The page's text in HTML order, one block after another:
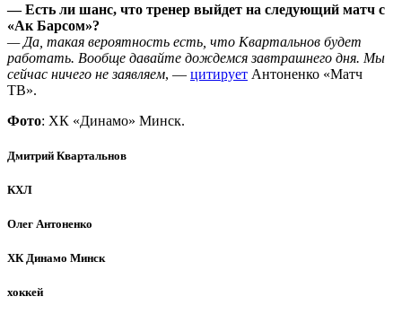
— Есть ли шанс, что тренер выйдет на следующий матч с
«Ак Барсом»?
— Да, такая вероятность есть, что Квартальнов будет
работать. Вообще давайте дождемся завтрашнего дня. Мы
сейчас ничего не заявляем, — цитирует Антоненко «Матч
ТВ».
Фото: ХК «Динамо» Минск.
Дмитрий Квартальнов
КХЛ
Олег Антоненко
ХК Динамо Минск
хоккей